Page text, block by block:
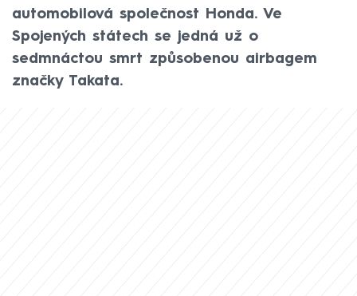
automobilová společnost Honda. Ve
Spojených státech se jedná už o
sedmnáctou smrt způsobenou airbagem
značky Takata.